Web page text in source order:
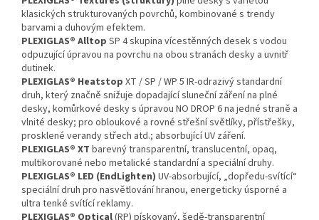
klasických strukturovaných povrchů, kombinované s trendy
barvami a duhovým efektem.
PLEXIGLAS® Alltop SP 4 skupina vícestěnných desek s vodou
odpuzující úpravou na povrchu na obou stranách desky a uvnitř
dutinek.
PLEXIGLAS® Heatstop XT / SP / WP 5 IR-odrazivý standardní
druh, který značně snižuje dopadající sluneční záření na plné
desky, komůrkové desky s úpravou NO DROP 6 na jedné straně a
vlnité desky; pro obloukové a rovné střešní světlíky, přístřešky,
prosklené verandy střech atd.; absorbující UV záření.
PLEXIGLAS® XT barevný transparentní, translucentní, opaq,
multikorované nebo metalické standardní a speciální druhy.
PLEXIGLAS® LED (EndLighten) UV-absorbující, „dopředu-svítící“
speciální druh pro nasvětlování hranou, energeticky úsporné a
ultra tenké svítící reklamy.